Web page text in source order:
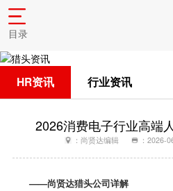
目录
HR资讯 行业资讯
2026消费电子行业高端
：尚贤达编辑 ：2026-
——尚贤达猎头公司详解